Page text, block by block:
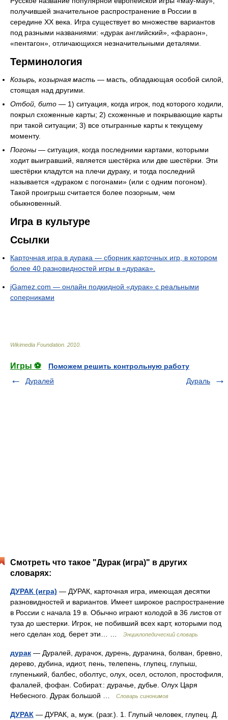
получившей значительное распространение в России в
середине XX века. Игра существует во множестве вариантов
под разными названиями: «дурак английский», «фараон»,
«пентагон», отличающихся незначительными деталями.
Терминология
Козырь, козырная масть — масть, обладающая особой силой,
стоящая над другими.
Отбой, бито — 1) ситуация, когда игрок, под которого ходили,
покрыл схоженные карты; 2) схоженные и покрывающие карты
при такой ситуации; 3) все отыгранные карты к текущему
моменту.
Погоны — ситуация, когда последними картами, которыми
ходит выигравший, является шестёрка или две шестёрки. Эти
шестёрки кладутся на плечи дураку, и тогда последний
называется «дураком с погонами» (или с одним погоном).
Такой проигрыш считается более позорным, чем
обыкновенный.
Игра в культуре
Ссылки
Карточная игра в дурака — сборник карточных игр, в котором
более 40 разновидностей игры в «дурака».
jGamez.com — онлайн подкидной «дурак» с реальными
соперниками
Wikimedia Foundation 2010
Игры ⚽
Поможем решить контрольную работу
Дуралей
Дураль
Смотреть что такое "Дурак (игра)" в других
словарях:
ДУРАК (игра) — ДУРАК, карточная игра, имеющая десятки
разновидностей и вариантов. Имеет широкое распространение
в России с начала 19 в. Обычно играют колодой в 36 листов от
туза до шестерки. Игрок, не побивший всех карт, которыми под
него сделан ход, берет эти… …
Энциклопедический словарь
дурак — Дуралей, дурачок, дурень, дурачина, болван, бревно,
дерево, дубина, идиот, пень, телепень, глупец, глупыш,
глупенький, балбес, оболтус, олух, осел, остолоп, простофиля,
фалалей, фофан. Собират.: дурачье, дубье. Олух Царя
Небесного. Дурак большой …
Словарь синонимов
ДУРАК — ДУРАК, а, муж. (разг.). 1. Глупый человек, глупец. Д.